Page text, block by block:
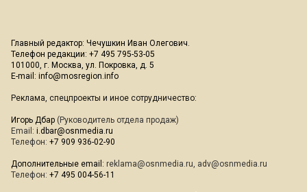
Главный редактор: Чечушкин Иван Олегович.
Телефон редакции: +7 495 795-53-05
101000, г. Москва, ул. Покровка, д. 5
E-mail: info@mosregion.info
Реклама, спецпроекты и иное сотрудничество:
Игорь Дбар (Руководитель отдела продаж)
Email: i.dbar@osnmedia.ru
Телефон: +7 909 936-02-90
Дополнительные email: reklama@osnmedia.ru, adv@osnmedia.ru
Телефон: +7 495 004-56-11